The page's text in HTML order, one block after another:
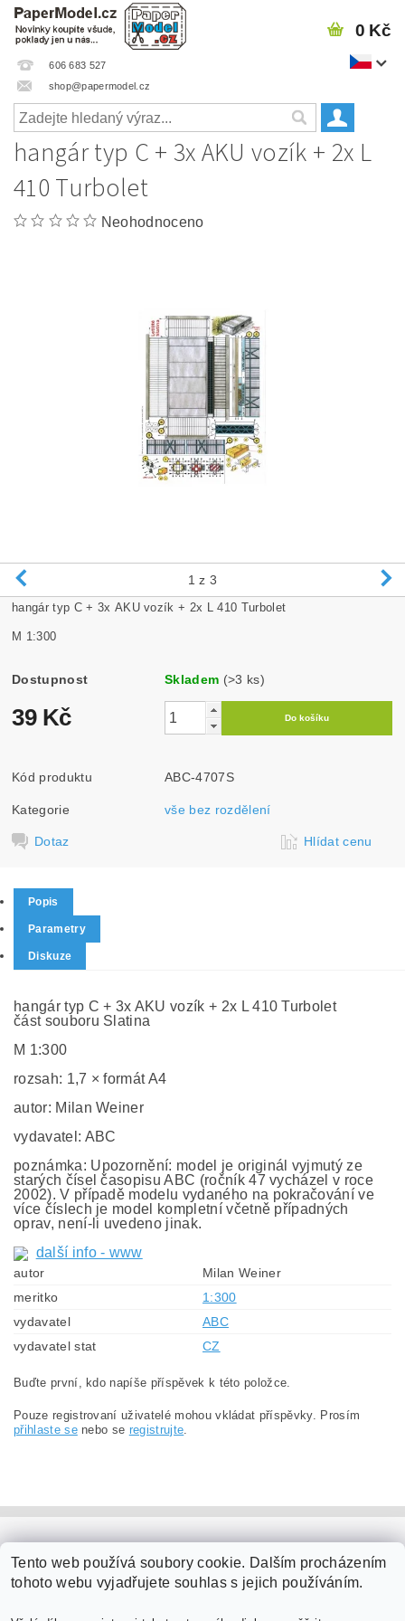
606 683 527
shop@papermodel.cz
0 Kč
hangár typ C + 3x AKU vozík + 2x L
410 Turbolet
Neohodnoceno
1 z 3
hangár typ C + 3x AKU vozík + 2x L 410 Turbolet
M 1:300
Dostupnost Skladem (>3 ks)
39 Kč
Kód produktu ABC-4707S
Kategorie vše bez rozdělení
Dotaz Hlídat cenu
Popis
Parametry
Diskuze
hangár typ C + 3x AKU vozík + 2x L 410 Turbolet
část souboru Slatina
M 1:300
rozsah: 1,7 × formát A4
autor: Milan Weiner
vydavatel: ABC
poznámka: Upozornění: model je originál vyjmutý ze
starých čísel časopisu ABC (ročník 47 vycházel v roce
2002). V případě modelu vydaného na pokračování ve
více číslech je model kompletní včetně případných
oprav, není-li uvedeno jinak.
další info - www
autor
Milan Weiner
meritko
1:300
vydavatel
ABC
vydavatel stat
CZ
Buďte první, kdo napíše příspěvek k této položce.
Pouze registrovaní uživatelé mohou vkládat příspěvky. Prosím
přihlaste senebo se registrujte
Tento web používá soubory cookie. Dalším procházením
tohoto webu vyjadřujete souhlas s jejich používáním.